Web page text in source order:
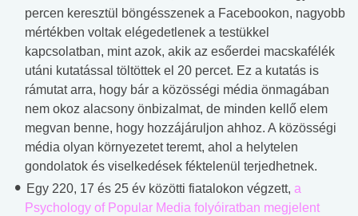
percen keresztül böngésszenek a Facebookon, nagyobb
mértékben voltak elégedetlenek a testükkel
kapcsolatban, mint azok, akik az esőerdei macskafélék
utáni kutatással töltöttek el 20 percet. Ez a kutatás is
rámutat arra, hogy bár a közösségi média önmagában
nem okoz alacsony önbizalmat, de minden kellő elem
megvan benne, hogy hozzájáruljon ahhoz. A közösségi
média olyan környezetet teremt, ahol a helytelen
gondolatok és viselkedések féktelenül terjedhetnek.
Egy 220, 17 és 25 év közötti fiatalokon végzett, a
Psychology of Popular Media folyóiratban megjelent